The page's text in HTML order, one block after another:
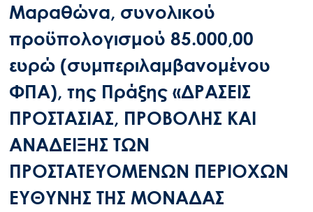
Μαραθώνα, συνολικού
προϋπολογισμού 85.000,00
ευρώ (συμπεριλαμβανομένου
ΦΠΑ), της Πράξης «ΔΡΑΣΕΙΣ
ΠΡΟΣΤΑΣΙΑΣ, ΠΡΟΒΟΛΗΣ ΚΑΙ
ΑΝΑΔΕΙΞΗΣ ΤΩΝ
ΠΡΟΣΤΑΤΕΥΟΜΕΝΩΝ ΠΕΡΙΟΧΩΝ
ΕΥΘΥΝΗΣ ΤΗΣ ΜΟΝΑΔΑΣ